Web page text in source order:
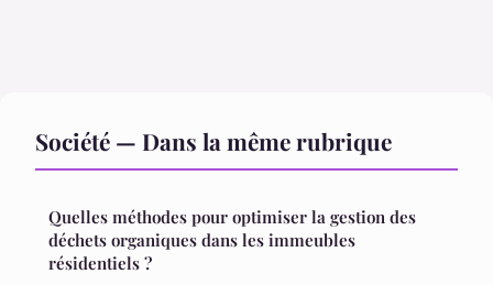
Société — Dans la même rubrique
Quelles méthodes pour optimiser la gestion des
déchets organiques dans les immeubles
résidentiels ?